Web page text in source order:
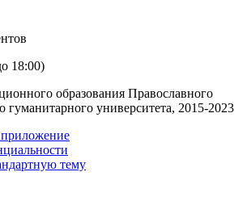
18:00)
образования Православного
гуманитарного университета, 2015-2023
тему